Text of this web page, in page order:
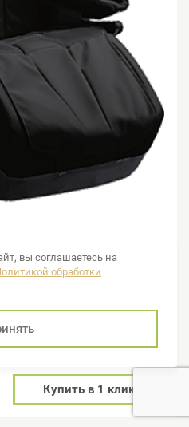
ног 48 роликами.
Купить в 1 клик
вы соглашаетесь на
обработки